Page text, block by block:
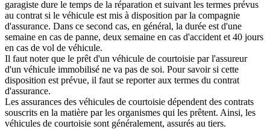
garagiste dure le temps de la réparation et suivant les termes prévus
au contrat si le véhicule est mis à disposition par la compagnie
d'assurance. Dans ce second cas, en général, la durée est d'une
semaine en cas de panne, deux semaine en cas d'accident et 40 jours
en cas de vol de véhicule.
Il faut noter que le prêt d'un véhicule de courtoisie par l'assureur
d'un véhicule immobilisé ne va pas de soi. Pour savoir si cette
disposition est prévue, il faut se reporter aux termes du contrat
d'assurance.
Les assurances des véhicules de courtoisie dépendent des contrats
souscrits en la matière par les organismes qui les prêtent. Ainsi, les
véhicules de courtoisie sont généralement, assurés au tiers.